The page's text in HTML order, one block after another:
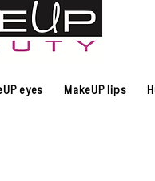
eyes MakeUP lips